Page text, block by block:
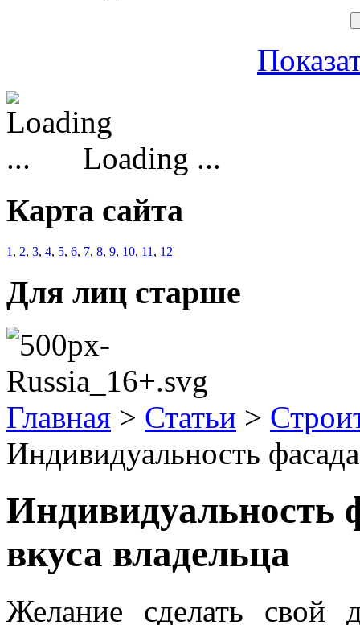
Loading ...
Карта сайта
1 , 2, 3, 4, 5, 6, 7, 8, 9, 10, 11 , 12
Для лиц старше
Главная > Статьи >
Индивидуальность
Индивидуальность
вкуса владельца
Желание сделать свой